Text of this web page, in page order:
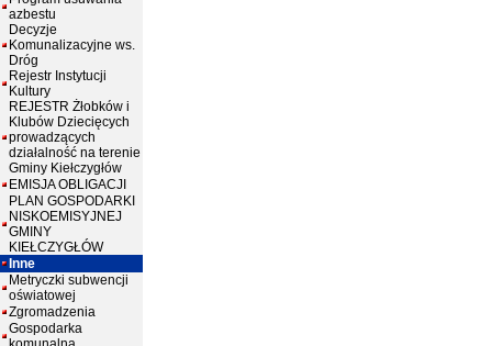
azbestu
Decyzje
Komunalizacyjne ws.
Dróg
Rejestr Instytucji
Kultury
REJESTR Żłobków i
Klubów Dziecięcych
prowadzących
działalność na terenie
Gminy Kiełczygłów
EMISJA OBLIGACJI
PLAN GOSPODARKI
NISKOEMISYJNEJ
GMINY
KIEŁCZYGŁÓW
Inne
Metryczki subwencji
oświatowej
Zgromadzenia
Gospodarka